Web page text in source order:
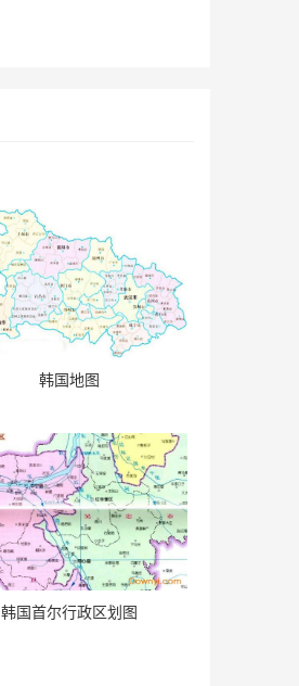
韩国地图
韩国首尔行政区划图